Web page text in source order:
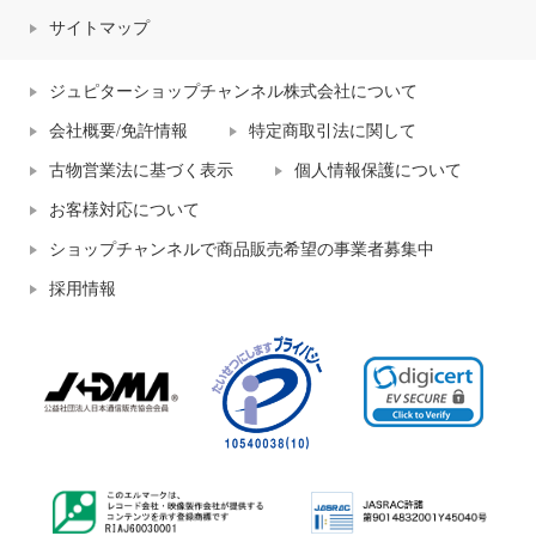
サイトマップ
ジュピターショップチャンネル株式会社について
会社概要/免許情報 特定商取引法に関して
古物営業法に基づく表示 個人情報保護について
お客様対応について
ショップチャンネルで商品販売希望の事業者募集中
採用情報